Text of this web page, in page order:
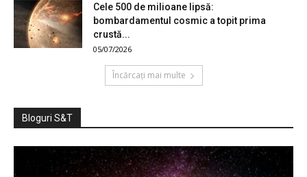
Cele 500 de milioane lipsă:
bombardamentul cosmic a topit prima
crustă...
05/07/2026
Încărcați mai multe
Bloguri S&T